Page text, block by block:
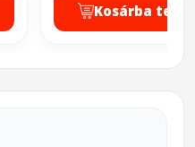
Kosárba